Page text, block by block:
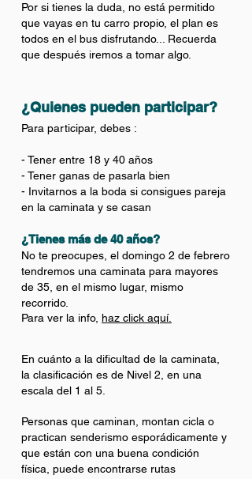
Por si tienes la duda, no está permitido
que vayas en tu carro propio, el plan es
todos en el bus disfrutando... Recuerda
que después iremos a tomar algo.
¿Quienes pueden participar?
Para participar, debes :
- Tener entre 18 y 40 años
- Tener ganas de pasarla bien
- Invitarnos a la boda si consigues pareja
en la caminata y se casan
¿Tienes más de 40 años?
No te preocupes, el domingo 2 de febrero
tendremos una caminata para mayores
de 35, en el mismo lugar, mismo
recorrido.
Para ver la info, haz click aquí.
En cuánto a la dificultad de la caminata,
la clasificación es de Nivel 2, en una
escala del 1 al 5.
Personas que caminan, montan cicla o
practican senderismo esporádicamente y
que están con una buena condición
física, puede encontrarse rutas